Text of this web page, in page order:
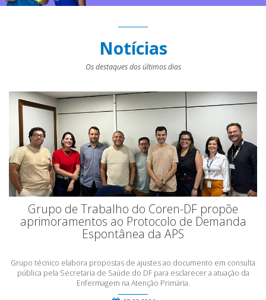
Notícias
Os destaques dos últimos dias
Grupo de Trabalho do Coren-DF propõe
aprimoramentos ao Protocolo de Demanda
Espontânea da APS
Grupo técnico elabora propostas de ajustes ao documento em consulta
pública pela Secretaria de Saúde do DF para esclarecer a atuação da
Enfermagem na Atenção Primária.